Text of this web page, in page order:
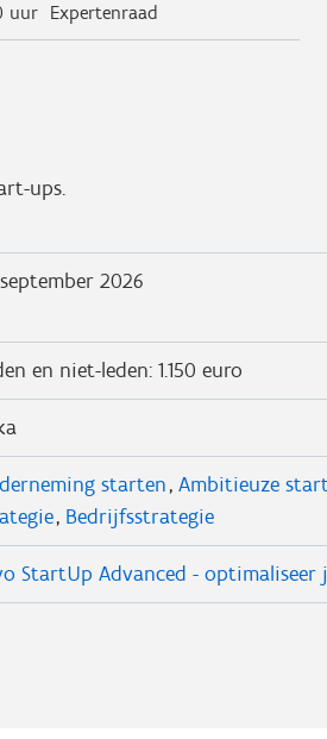
uur Expertenraad
ups.
2026
en niet-leden: 1.150 euro
starten Ambitieuze
Bedrijfsstrategie
StartUp Advanced - optimaliseer